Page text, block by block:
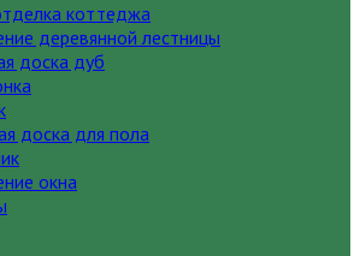
коттеджа
деревянной лестницы
доска дуб
доска для пола
окна